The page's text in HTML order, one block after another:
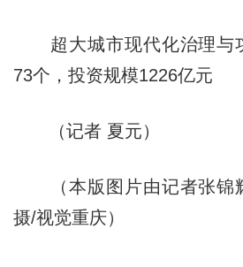
超大城市现代化治理与
73个，投资规模1226亿元
（记者 夏元）
（本版图片由记者张锦
摄/视觉重庆）